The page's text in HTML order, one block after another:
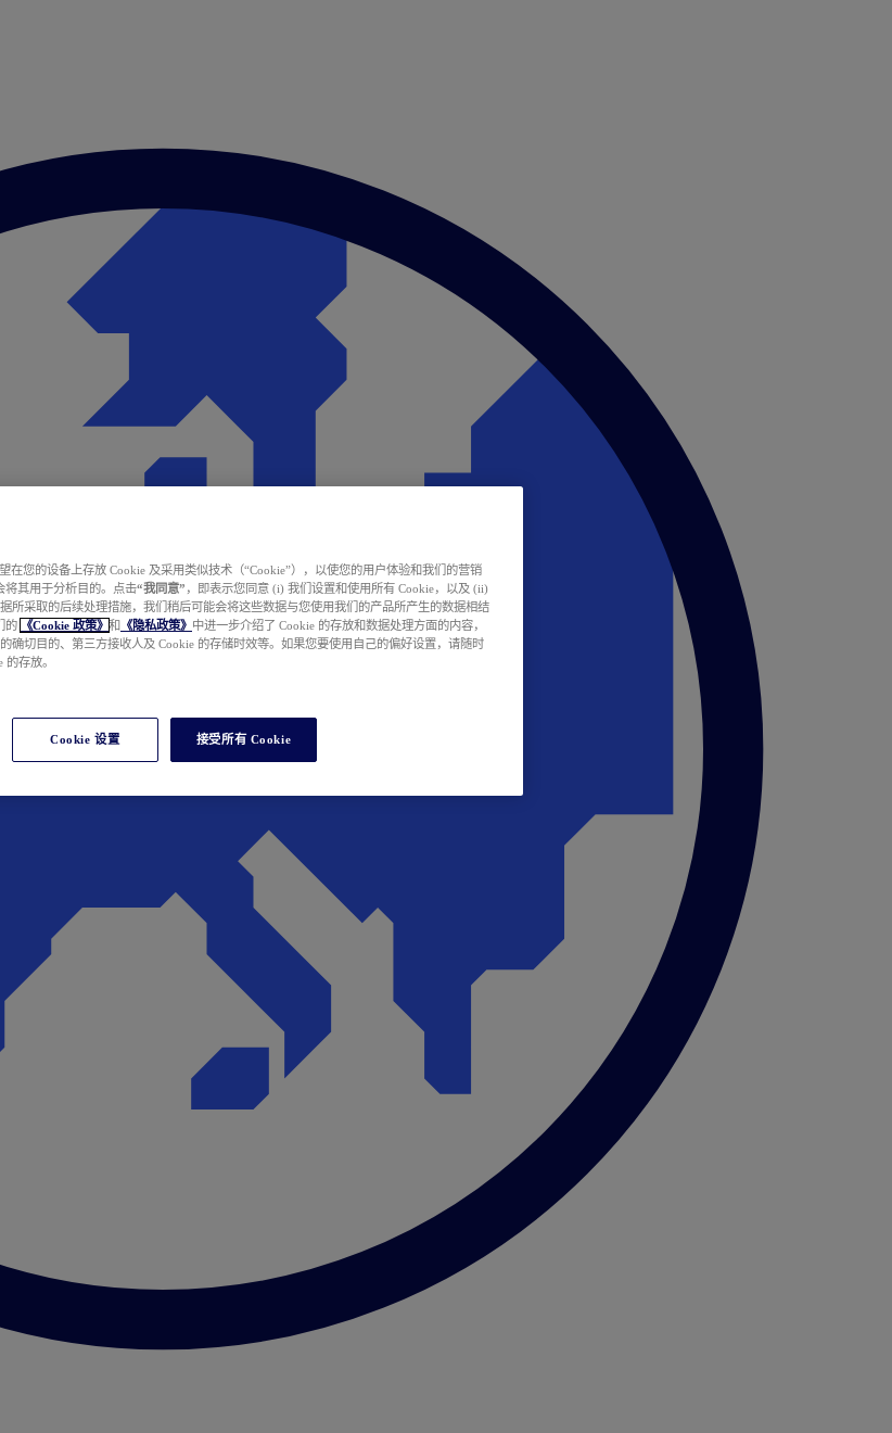
在您的设备上存放 Cookie 及采用类似技术（“Cookie”），以使您的用户体验和我们的营销
将其用于分析目的。点击“我同意” ，即表示您同意 (i) 我们设置和使用所有 Cookie，以及 (ii)
所采取的后续处理措施，我们稍后可能会将这些数据与您使用我们的产品所产生的数据相结
的
《Cookie 政策》 和 《隐私政策》 中进一步介绍了 Cookie 的存放和数据处理方面的内容，
确切目的、第三方接收人及 Cookie 的存储时效等。如果您要使用自己的偏好设置，请随时
存放。
Cookie 设置 接受所有 Cookie